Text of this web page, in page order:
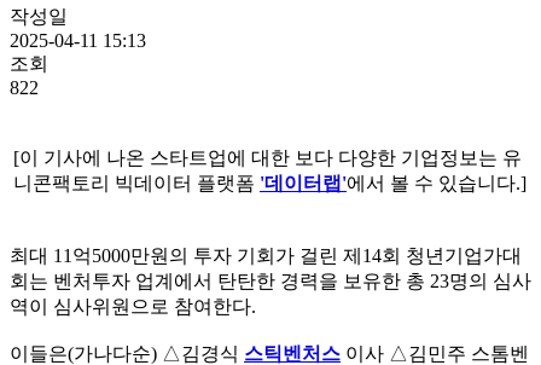
작성일
2025-04-11 15:13
조회
822
[이 기사에 나온 스타트업에 대한 보다 다양한 기업정보는 유
니콘팩토리 빅데이터 플랫폼 '데이터랩'에서 볼 수 있습니다.]
최대 11억5000만원의 투자 기회가 걸린 제14회 청년기업가대
회는 벤처투자 업계에서 탄탄한 경력을 보유한 총 23명의 심사
역이 심사위원으로 참여한다.
이들은(가나다순) △김경식 스틱벤처스 이사 △김민주 스톰벤